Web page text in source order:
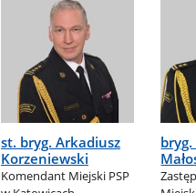
st. bryg. Arkadiusz
Korzeniewski
Komendant Miejski PSP
bryg.